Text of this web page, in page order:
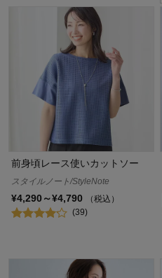
前身頃レース使いカットソー
スタイルノート/StyleNote
¥4,290～¥4,790
（税込）
(39)